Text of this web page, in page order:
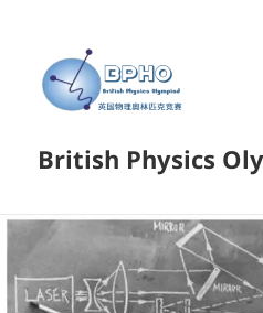
British Physics